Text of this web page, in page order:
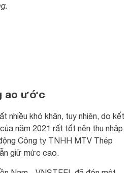
ao ước
nhiều khó khăn, tuy nhiên, do kết
năm 2021 rất tốt nên thu nhập
Công ty TNHH MTV Thép
giữ mức cao.